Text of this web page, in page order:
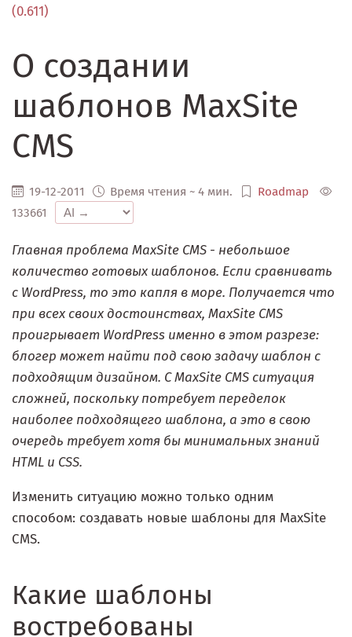
(0.611)
О создании
шаблонов MaxSite
CMS
19-12-2011 Время чтения ~ 4 мин.
Roadmap
133661
Главная проблема MaxSite CMS - небольшое
количество готовых шаблонов. Если сравнивать
с WordPress, то это капля в море. Получается что
при всех своих достоинствах, MaxSite CMS
проигрывает WordPress именно в этом разрезе:
блогер может найти под свою задачу шаблон с
подходящим дизайном. С MaxSite CMS ситуация
сложней, поскольку потребует переделок
наиболее подходящего шаблона, а это в свою
очередь требует хотя бы минимальных знаний
HTML и CSS.
Изменить ситуацию можно только одним
способом: создавать новые шаблоны для MaxSite
CMS.
Какие шаблоны
востребованы